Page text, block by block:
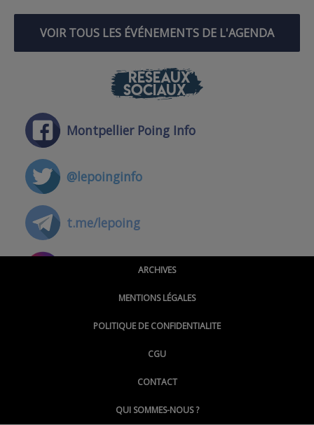
VOIR TOUS LES ÉVÉNEMENTS DE L'AGENDA
RÉSEAUX
SOCIAUX
Montpellier Poing Info
@lepoinginfo
t.me/lepoing
@montpellierpoinginfo
@LePoingMontpellier
ARCHIVES
MENTIONS LÉGALES
POLITIQUE DE CONFIDENTIALITE
CGU
CONTACT
QUI SOMMES-NOUS ?